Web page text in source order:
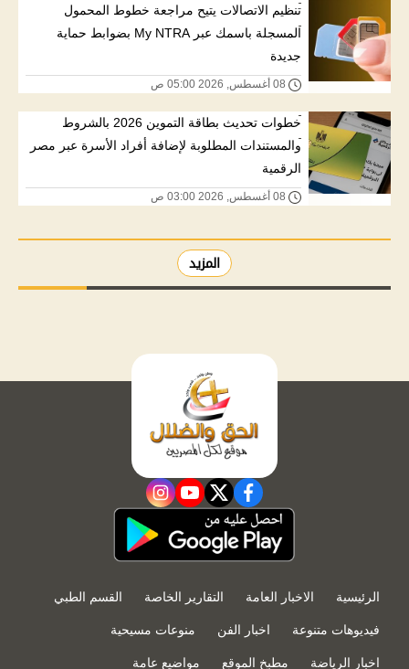
تنظيم الاتصالات يتيح مراجعة خطوط المحمول
المسجلة باسمك عبر My NTRA بضوابط حماية
جديدة
خطوات تحديث بطاقة التموين 2026 بالشروط
والمستندات المطلوبة لإضافة أفراد الأسرة عبر مصر
الرقمية
المزيد
facebook
twitter
youtube
instagram
الرئيسية الاخبار العامة التقارير الخاصة القسم الطبي
فيديوهات متنوعة اخبار الفن منوعات مسيحية
اخبار الرياضة مطبخ الموقع مواضيع عامة